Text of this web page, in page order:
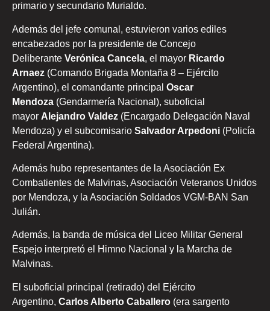
primario y secundario Murialdo.
Además del jefe comunal, estuvieron varios ediles
encabezados por la presidente de Concejo
Deliberante Verónica Cancela, el mayor Ricardo
Arnaez (Comando Brigada Montaña 8 – Ejército
Argentino), el comandante principal Oscar
Mendoza (Gendarmería Nacional), suboficial
mayor Alejandro Valdez (Encargado Delegación Naval
Mendoza) y el subcomisario Salvador Arpedoni (Policía
Federal Argentina).
Además hubo representantes de la Asociación Ex
Combatientes de Malvinas, Asociación Veteranos Unidos
por Mendoza, y la Asociación Soldados VGM-BAN San
Julián.
Además, la banda de música del Liceo Militar General
Espejo interpretó el Himno Nacional y la Marcha de
Malvinas.
El suboficial principal (retirado) del Ejército
Argentino, Carlos Alberto Caballero (era sargento